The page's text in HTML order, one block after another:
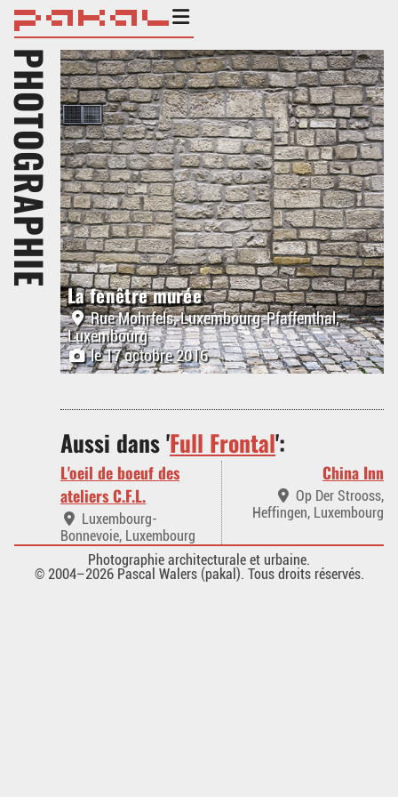
PHOTOGRAPHIE
La fenêtre murée
Rue Mohrfels, Luxembourg-Pfaffenthal,
Luxembourg
le 17 octobre 2016
Aussi dans 'Full Frontal':
L'oeil de boeuf des
ateliers C.F.L.
Luxembourg-
Bonnevoie, Luxembourg
China Inn
Op Der Strooss,
Heffingen, Luxembourg
Photographie architecturale et urbaine.
© 2004–2026 Pascal Walers (pakal). Tous droits réservés.